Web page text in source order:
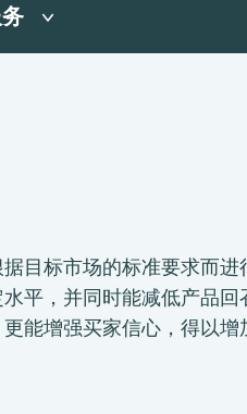
目标市场的标准要求而进
平，并同时能减低产品回
能增强买家信心，得以增